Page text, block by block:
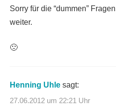
Sorry für die “dummen”
weiter.
🙁
Henning Uhle sagt:
27.06.2012 um 22:21 Uhr